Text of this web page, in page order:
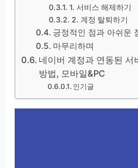
1. 서비스 해제하기
2. 계정 탈퇴하기
긍정적인 점과 아쉬운
마무리하며
네이버 계정과 연동된 서
방법, 모바일&PC
인기글